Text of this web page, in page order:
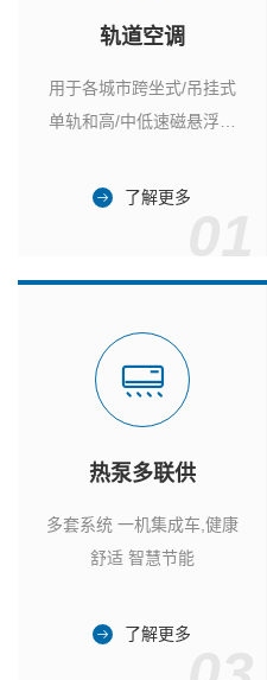
轨道空调
用于各城市跨坐式/吊挂式
单轨和高/中低速磁悬浮列
了解更多
热泵多联供
多套系统 一机集成车,健康
舒适 智慧节能
了解更多